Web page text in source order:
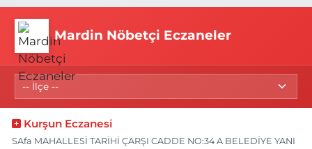
Mardin Nöbetçi Eczaneler
Kurşun Eczanesi
SAfa MAHALLESİ TARİHİ ÇARŞI CADDE NO:34 A BELEDİYE YANI